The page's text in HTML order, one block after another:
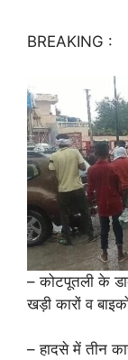
BREAKING :
– कोटपूतली के
खड़ी कारों व
– हादसे में तीन